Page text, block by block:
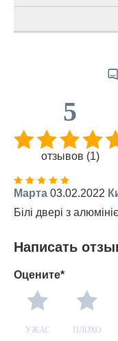
5
отзывов (1)
Марта 03.02.2022
Білі двері з
Написать
Оцените*
УЖАС ПЛОХО